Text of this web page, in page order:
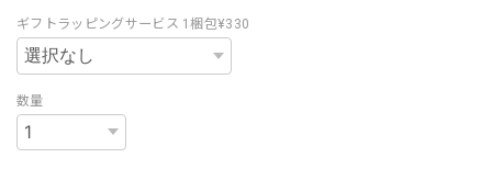
ギフトラッピングサービス 1梱包¥330
数量